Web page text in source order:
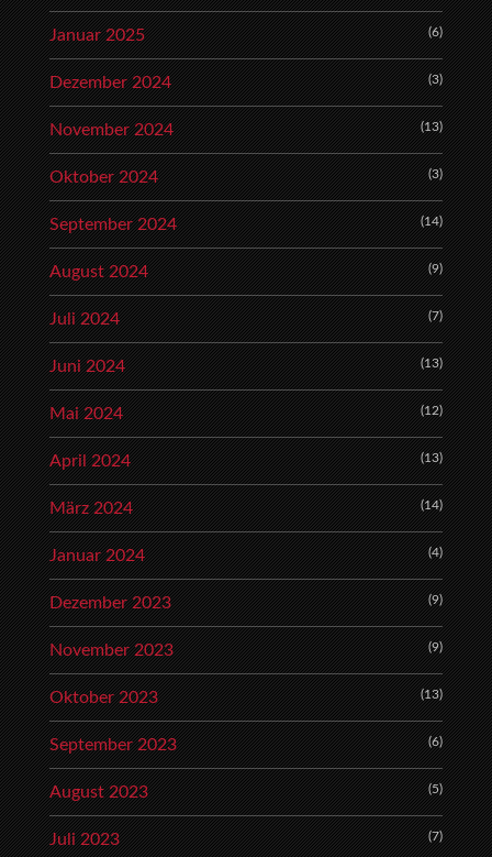
Januar 2025 (6)
Dezember 2024 (3)
November 2024 (13)
Oktober 2024 (3)
September 2024 (14)
August 2024 (9)
Juli 2024 (7)
Juni 2024 (13)
Mai 2024 (12)
April 2024 (13)
März 2024 (14)
Januar 2024 (4)
Dezember 2023 (9)
November 2023 (9)
Oktober 2023 (13)
September 2023 (6)
August 2023 (5)
Juli 2023 (7)